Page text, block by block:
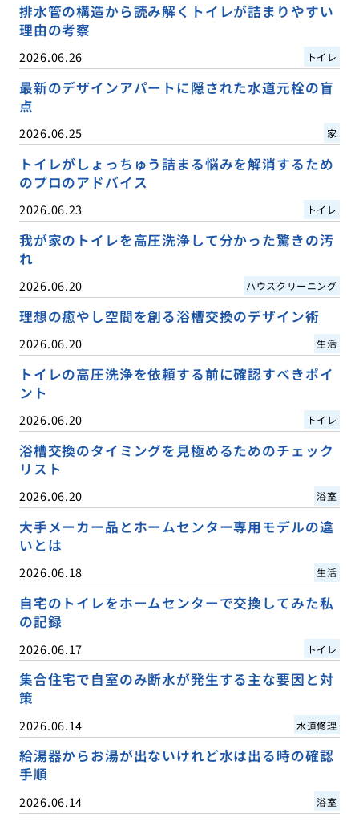
排水管の構造から読み解くトイレが詰まりやすい
理由の考察
2026.06.26 トイレ
最新のデザインアパートに隠された水道元栓の盲
点
2026.06.25 家
トイレがしょっちゅう詰まる悩みを解消するため
のプロのアドバイス
2026.06.23 トイレ
我が家のトイレを高圧洗浄して分かった驚きの汚
れ
2026.06.20 ハウスクリーニング
理想の癒やし空間を創る浴槽交換のデザイン術
2026.06.20 生活
トイレの高圧洗浄を依頼する前に確認すべきポイ
ント
2026.06.20 トイレ
浴槽交換のタイミングを見極めるためのチェック
リスト
2026.06.20 浴室
大手メーカー品とホームセンター専用モデルの違
いとは
2026.06.18 生活
自宅のトイレをホームセンターで交換してみた私
の記録
2026.06.17 トイレ
集合住宅で自室のみ断水が発生する主な要因と対
策
2026.06.14 水道修理
給湯器からお湯が出ないけれど水は出る時の確認
手順
2026.06.14 浴室